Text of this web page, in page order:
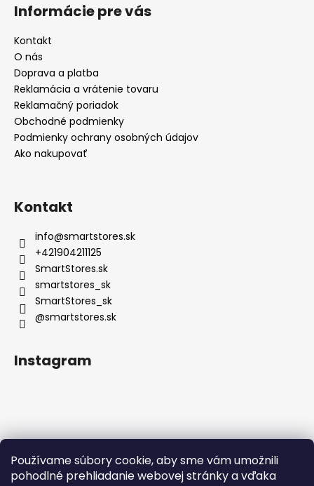
Používame súbory cookie, aby sme vám umožnili
pohodlné prehliadanie webovej stránky a vďaka
Informácie pre vás
Kontakt
O nás
Doprava a platba
Reklamácia a vrátenie tovaru
Reklamačný poriadok
Obchodné podmienky
Podmienky ochrany osobných údajov
Ako nakupovať
Kontakt
info@smartstores.sk
+421904211125
SmartStores.sk
smartstores_sk
SmartStores_sk
@smartstores.sk
Instagram
Sledovať na Instagrame